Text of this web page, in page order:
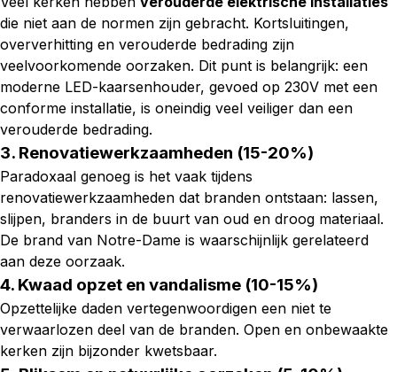
die niet aan de normen zijn gebracht. Kortsluitingen,
oververhitting en verouderde bedrading zijn
veelvoorkomende oorzaken. Dit punt is belangrijk: een
moderne LED-kaarsenhouder, gevoed op 230V met een
conforme installatie, is oneindig veel veiliger dan een
verouderde bedrading.
3. Renovatiewerkzaamheden (15-20%)
Paradoxaal genoeg is het vaak tijdens
renovatiewerkzaamheden dat branden ontstaan: lassen,
slijpen, branders in de buurt van oud en droog materiaal.
De brand van Notre-Dame is waarschijnlijk gerelateerd
aan deze oorzaak.
4. Kwaad opzet en vandalisme (10-15%)
Opzettelijke daden vertegenwoordigen een niet te
verwaarlozen deel van de branden. Open en onbewaakte
kerken zijn bijzonder kwetsbaar.